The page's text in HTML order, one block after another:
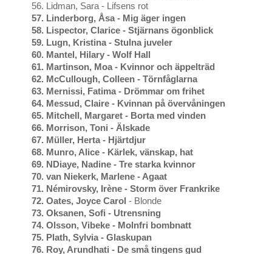
56. Lidman, Sara - Lifsens rot
57. Linderborg, Åsa - Mig äger ingen
58. Lispector, Clarice - Stjärnans ögonblick
59. Lugn, Kristina - Stulna juveler
60. Mantel, Hilary - Wolf Hall
61. Martinson, Moa - Kvinnor och äppelträd
62. McCullough, Colleen - Törnfåglarna
63. Mernissi, Fatima - Drömmar om frihet
64. Messud, Claire - Kvinnan på övervåningen
65. Mitchell, Margaret - Borta med vinden
66. Morrison, Toni - Älskade
67. Müller, Herta - Hjärtdjur
68. Munro, Alice - Kärlek, vänskap, hat
69. NDiaye, Nadine - Tre starka kvinnor
70. van Niekerk, Marlene - Agaat
71. Némirovsky, Irène - Storm över Frankrike
72. Oates, Joyce Carol - Blonde
73. Oksanen, Sofi - Utrensning
74. Olsson, Vibeke - Molnfri bombnatt
75. Plath, Sylvia - Glaskupan
76. Roy, Arundhati - De små tingens gud